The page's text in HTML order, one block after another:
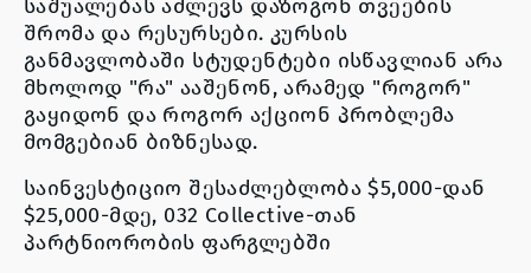
საშუალებას აძლევს დაზოგონ თვეების
შრომა და რესურსები. კურსის
განმავლობაში სტუდენტები ისწავლიან არა
მხოლოდ "რა" ააშენონ, არამედ "როგორ"
გაყიდონ და როგორ აქციონ პრობლემა
მომგებიან ბიზნესად.
საინვესტიციო შესაძლებლობა $5,000-დან
$25,000-მდე, 032 Collective-თან
პარტნიორობის ფარგლებში